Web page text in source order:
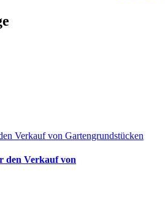
Verkauf von Gartengrundstücken
den Verkauf von